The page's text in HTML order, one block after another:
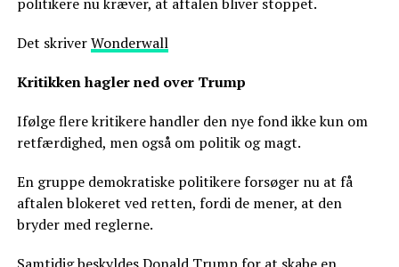
Det skriverWonderwall
Kritikken hagler ned over Trump
Ifølge flere kritikere handler den nye fond ikke kun om
retfærdighed, men også om politik og magt.
En gruppe demokratiske politikere forsøger nu at få
aftalen blokeret ved retten, fordi de mener, at den
bryder med reglerne.